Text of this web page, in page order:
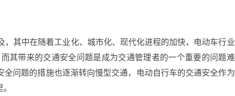
其中在随着工业化、城市化、现代化进程的加快，电动车行业
其带来的交通安全问题是成为交通管理者的一个重要的问题难
问题的措施也逐渐转向慢型交通，电动自行车的交通安全作为